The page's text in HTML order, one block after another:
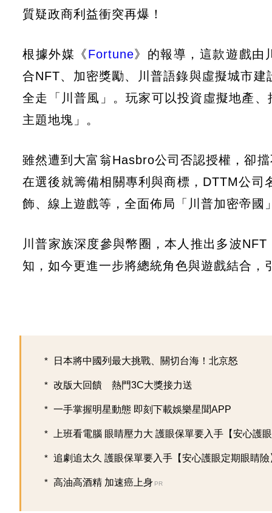
質疑政商利益衝突再爆！
根據外媒《Fortune》的報導，這款遊戲由
合NFT、加密獎勵、川普語錄與虛擬城市
全走「川普風」。玩家可以投資虛擬地產
主題地塊」。
雖然遭到大富翁Hasbro公司否認授權，卻
在選後就籌備相關專利與商標，DTTM公
飾、線上遊戲等，全面佈局「川普加密帝國
川普家族深度參與幣圈，本人推出多波
知，如今更進一步將總統角色與遊戲結合，
日本將中國列最大挑戰、關切台海！北京怒
改版大回饋 熱門3C大獎接力送
一手掌握明星動態 即刻下載娛樂星聞APP
上班看電腦 眼睛壓力大 護眼保單要入手【安心護
追劇追太久 護眼保單要入手【安心護眼定期眼睛險
高油高酒精 加速癌上身 PR